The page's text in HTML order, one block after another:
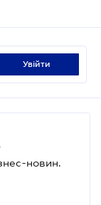
увійти
новин.